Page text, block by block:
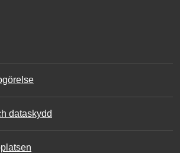
dataskydd